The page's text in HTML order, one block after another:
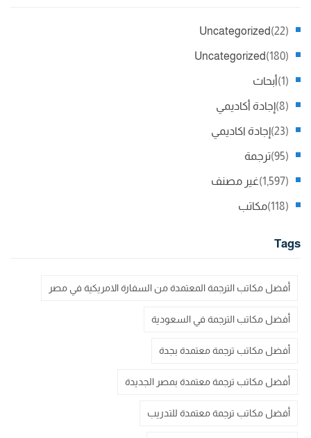
Uncategorized (22)
Uncategorized (180)
أبحاث (1)
إجادة أكاديمي (8)
إجادة اكاديمي (23)
ترجمة (95)
غير مصنف (1,597)
مكاتب (118)
Tags
أفضل مكاتب الترجمة المعتمدة من السفارة الامريكية في مصر
أفضل مكاتب الترجمة في السعودية
أفضل مكاتب ترجمة معتمدة بجدة
أفضل مكاتب ترجمة معتمدة بمصر الجديدة
أفضل مكاتب ترجمة معتمدة للتدريب